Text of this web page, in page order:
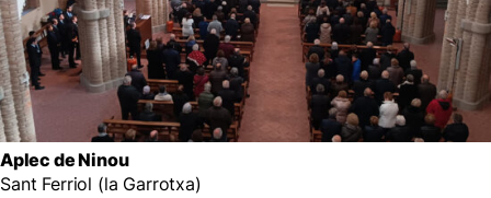
Aplec de Ninou
Sant Ferriol (la Garrotxa)